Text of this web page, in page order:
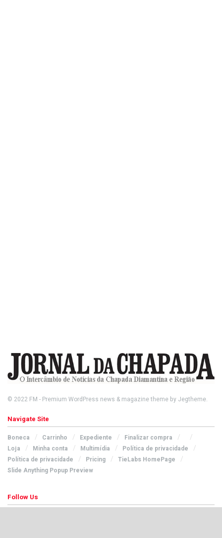
© 2022 FM - Premium WordPress news & magazine theme by Jegtheme.
Navigate Site
Boneca Carrinho Expediente
Finalizar compra
Loja
Minha conta Multimídia
Política de privacidade
Política de privacidade
Pricing
TieLabs HomePage
Slide Anything Popup Preview
Follow Us